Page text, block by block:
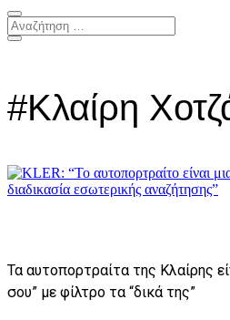
#Κλαίρη
Τα αυτοπορτραίτα της Κλαίρης
σου” με φίλτρο τα “δικά της”